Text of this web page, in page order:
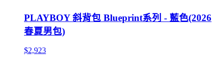
PLAYBOY 斜背包 Blueprint系列 - 藍色(2026
春夏男包)
$2,923